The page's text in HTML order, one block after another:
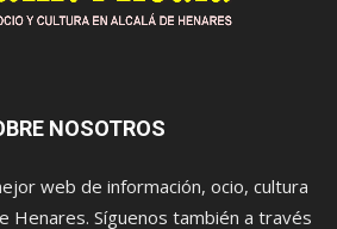
NOSOTROS
web de información, ocio, cultura
Henares. Síguenos también a través